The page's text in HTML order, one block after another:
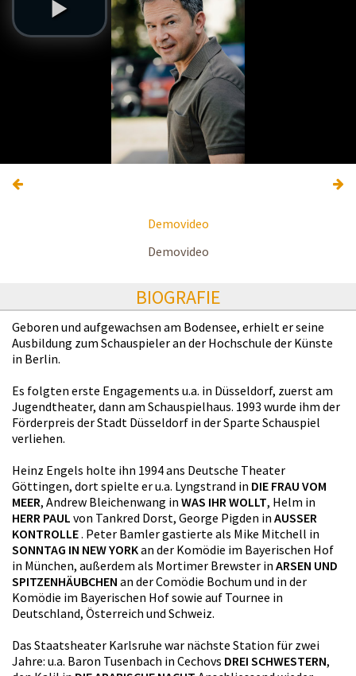
Demovideo
Demovideo
BIOGRAFIE
Geboren und aufgewachsen am Bodensee, erhielt er seine
Ausbildung zum Schauspieler an der Hochschule der Künste
in Berlin.
Es folgten erste Engagements u.a. in Düsseldorf, zuerst am
Jugendtheater, dann am Schauspielhaus. 1993 wurde ihm der
Förderpreis der Stadt Düsseldorf in der Sparte Schauspiel
verliehen.
Heinz Engels holte ihn 1994 ans Deutsche Theater
Göttingen, dort spielte er u.a. Lyngstrand in DIE FRAU VOM
MEER, Andrew Bleichenwang in WAS IHR WOLLT, Helm in
HERR PAUL von Tankred Dorst, George Pigden in AUSSER
KONTROLLE. Peter Bamler gastierte als Mike Mitchell in
SONNTAG IN NEW YORKan der Komödie im Bayerischen Hof
in München, außerdem als Mortimer Brewster in ARSEN UND
SPITZENHÄUBCHEN an der Comödie Bochum und in der
Komödie im Bayerischen Hof sowie auf Tournee in
Deutschland, Österreich und Schweiz.
Das Staatsheater Karlsruhe war nächste Station für zwei
Jahre: u.a. Baron Tusenbach in Cechovs DREI SCHWESTERN,